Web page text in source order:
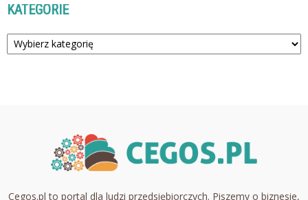
KATEGORIE
Kategorie
Cegos.pl to portal dla ludzi przedsiębiorczych. Piszemy o biznesie,